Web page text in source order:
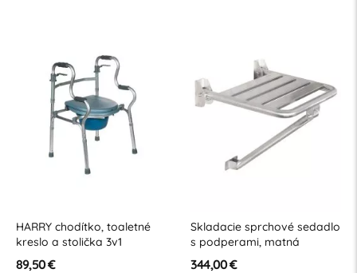
HARRY chodítko, toaletné
kreslo a stolička 3v1
89,50 €
Skladacie sprchové sedadlo
s podperami, matná
nehrdzavejúca oceľ
344,00 €